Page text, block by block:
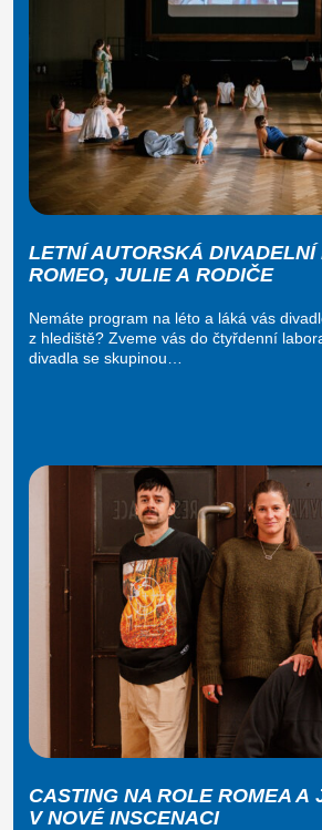
LETNÍ AUTORSKÁ
ROMEO, JULIE A RODIČE
Nemáte program na léto a láká vás
z hlediště? Zveme vás do čtyřdenní
divadla se skupinou…
CASTING NA ROLE ROMEA A
V NOVÉ INSCENACI